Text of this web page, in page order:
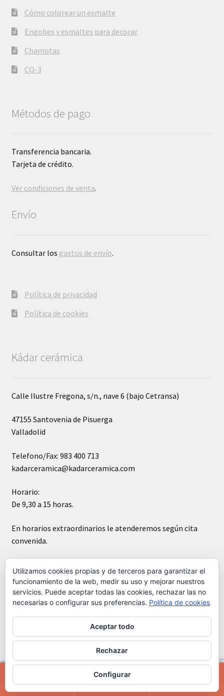
Cómo colorear un esmalte
Engobes y esmaltes para decorar
Chamotas
CQ-3
Métodos de pago
Transferencia bancaria.
Tarjeta de crédito.
Ver condiciones de venta.
Envío
Consultar los gastos de envío.
Política de privacidad
Política de cookies
Kádar cerámica
Calle Ilustre Fregona, s/n., nave 6 (bajo Cetransa)
47155 Santovenia de Pisuerga
Valladolid
Telefono/Fax: 983 400 713
kadarceramica@kadarceramica.com
Horario:
De 9,30 a 15 horas.
En horarios extraordinarios le atenderemos según cita
convenida.
Construido con WooCommerce.
Buscar
Buscar
Utilizamos cookies propias y de terceros para garantizar el
funcionamiento de la web, medir su uso y mejorar nuestros
servicios. Puede aceptar todas las cookies, rechazar las no
necesarias o configurar sus preferencias. Política de cookies
Aceptar todo
Rechazar
Configurar